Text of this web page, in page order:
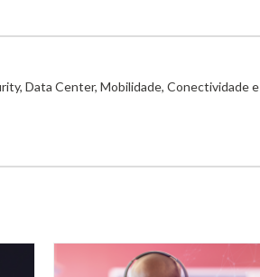
Data Center, Mobilidade, Conectividade e